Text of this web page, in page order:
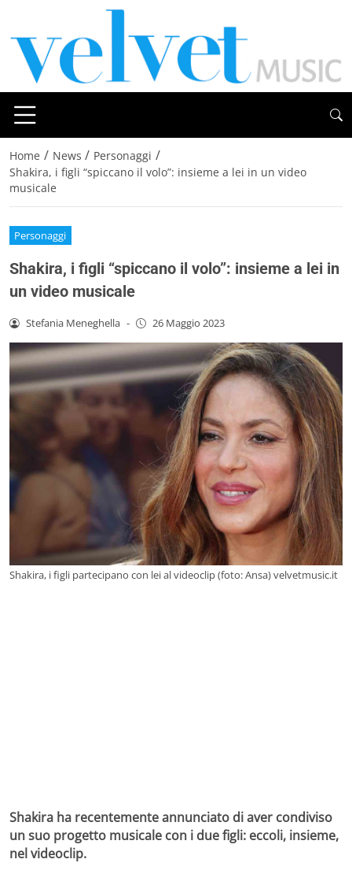
Home / News / Personaggi /
Shakira, i figli “spiccano il volo”: insieme a lei in un video
musicale
Personaggi
Shakira, i figli “spiccano il volo”: insieme a lei in
un video musicale
Stefania Meneghella - 26 Maggio 2023
Shakira, i figli partecipano con lei al videoclip (foto: Ansa) velvetmusic.it
Shakira ha recentemente annunciato di aver condiviso
un suo progetto musicale con i due figli: eccoli, insieme,
nel videoclip.